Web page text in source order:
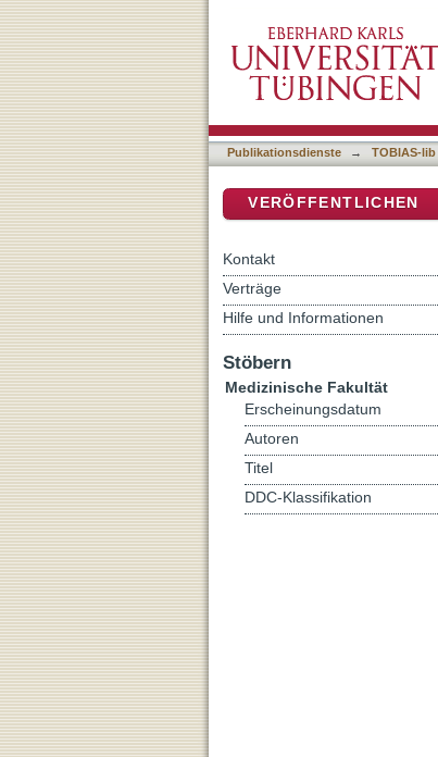
Nachuntersuchung
Publikationsdienste → TOBIAS-
VERÖFFENTLICHEN
Kontakt
Verträge
Hilfe und Informationen
Stöbern
Medizinische Fakultät
Erscheinungsdatum
Autoren
Titel
DDC-Klassifikation